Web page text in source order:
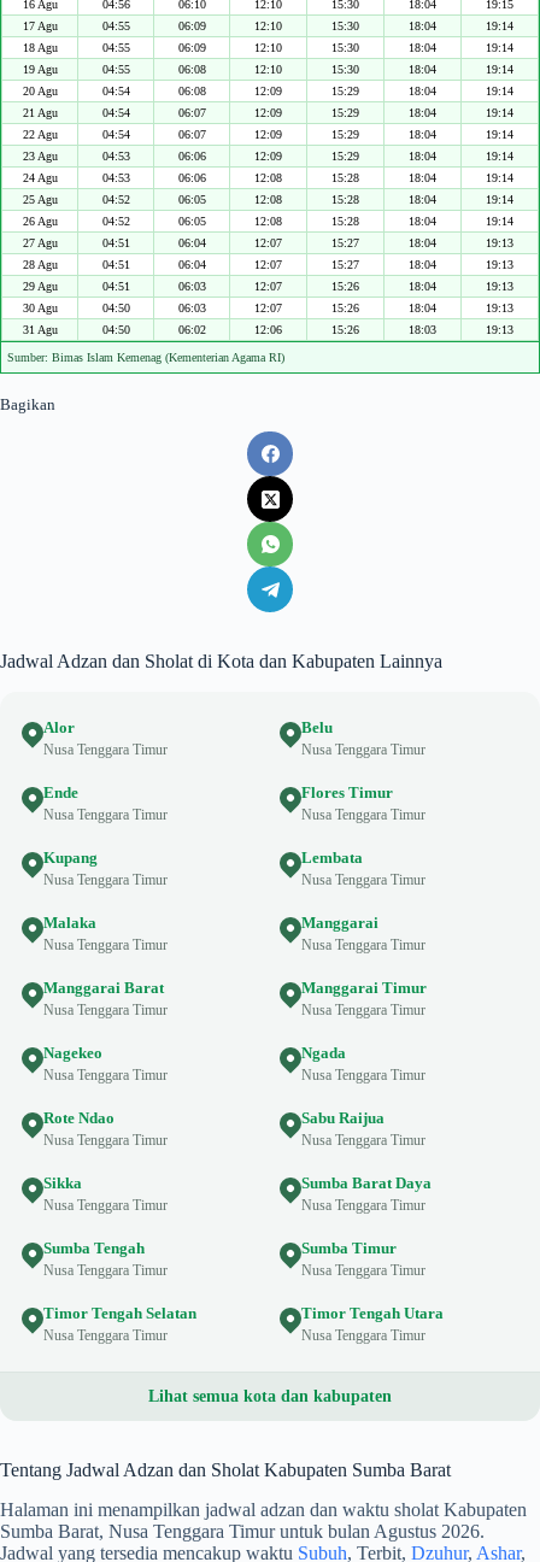
16 Agu
04:56 06:10 12:10 15:30 18:04
19:15
17 Agu
04:55 06:09 12:10 15:30 18:04
19:14
18 Agu
04:55 06:09 12:10 15:30 18:04
19:14
19 Agu
04:55 06:08 12:10 15:30 18:04
19:14
20 Agu
04:54 06:08 12:09 15:29 18:04
19:14
21 Agu
04:54 06:07 12:09 15:29 18:04
19:14
22 Agu
04:54 06:07 12:09 15:29 18:04
19:14
23 Agu
04:53 06:06 12:09 15:29 18:04
19:14
24 Agu
04:53 06:06 12:08 15:28 18:04
19:14
25 Agu
04:52 06:05 12:08 15:28 18:04
19:14
26 Agu
04:52 06:05 12:08 15:28 18:04
19:14
27 Agu
04:51 06:04 12:07 15:27 18:04
19:13
28 Agu
04:51 06:04 12:07 15:27 18:04
19:13
29 Agu
04:51 06:03 12:07 15:26 18:04
19:13
30 Agu
04:50 06:03 12:07 15:26 18:04
19:13
31 Agu
04:50 06:02 12:06 15:26 18:03 19:13
Sumber: Bimas Islam Kemenag (Kementerian Agama RI)
Bagikan
Jadwal Adzan dan Sholat di Kota dan Kabupaten Lainnya
Alor
Nusa Tenggara Timur
Belu
Nusa Tenggara Timur
Ende
Nusa Tenggara Timur
Flores Timur
Nusa Tenggara Timur
Kupang
Nusa Tenggara Timur
Lembata
Nusa Tenggara Timur
Malaka
Nusa Tenggara Timur
Manggarai
Nusa Tenggara Timur
Manggarai Barat
Nusa Tenggara Timur
Manggarai Timur
Nusa Tenggara Timur
Nagekeo
Nusa Tenggara Timur
Ngada
Nusa Tenggara Timur
Rote Ndao
Nusa Tenggara Timur
Sabu Raijua
Nusa Tenggara Timur
Sikka
Nusa Tenggara Timur
Sumba Barat Daya
Nusa Tenggara Timur
Sumba Tengah
Nusa Tenggara Timur
Sumba Timur
Nusa Tenggara Timur
Timor Tengah Selatan
Nusa Tenggara Timur
Timor Tengah Utara
Nusa Tenggara Timur
Lihat semua kota dan kabupaten
Tentang Jadwal Adzan dan Sholat Kabupaten Sumba Barat
Halaman ini menampilkan jadwal adzan dan waktu sholat Kabupaten
Sumba Barat, Nusa Tenggara Timur untuk bulan Agustus 2026.
Jadwal yang tersedia mencakup waktu Subuh, Terbit, Dzuhur, Ashar,